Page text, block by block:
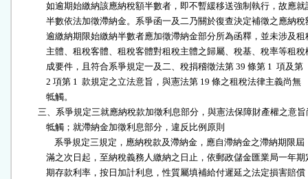
如逾期始繳納該應納稅額半數者，即不暫緩移送強制執行，故應就
半數依法加徵滯納金。系爭函一及二乃關於復查決定補徵之應納稅
逾繳納期限始繳納半數者應加徵滯納金部分所為函釋，並未涉及租
主體、租稅客體、租稅客體對租稅主體之歸屬、稅基、稅率等租稅
              成要件，且符合系爭規定一及二、稅捐稽徵法第 39 條第 1  項及第
              2 項第 1  款規定之立法意旨，與憲法第 19 條之租稅法律主義尚無
              牴觸。
三、系爭規定三就應納稅款加徵利息部分，與憲法保障財產權之意
              牴觸；就滯納金加徵利息部分，違反比例原則
                  系爭規定三規定，應納稅款及滯納金，應自滯納金之滯納期限屆
滿之次日起，至納稅義務人繳納之日止，依郵政儲金匯業局一年期
期存款利率，按日加計利息，性質屬填補給付遲延之法定損害賠償